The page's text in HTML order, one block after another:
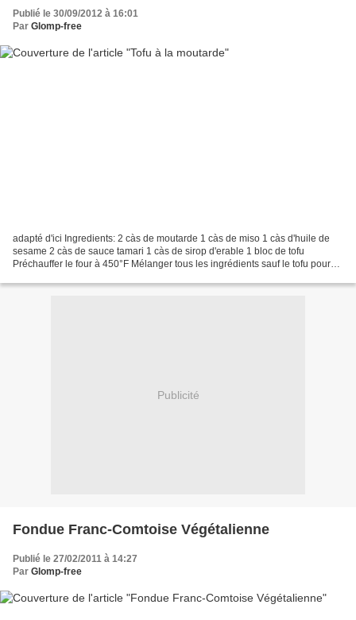
Publié le 30/09/2012 à 16:01
Par Glomp-free
adapté d'ici Ingredients: 2 càs de moutarde 1 càs de miso 1 càs d'huile de
sesame 2 càs de sauce tamari 1 càs de sirop d'erable 1 bloc de tofu
Préchauffer le four à 450°F Mélanger tous les ingrédients sauf le tofu pour
Publicité
Fondue Franc-Comtoise Végétalienne
Publié le 27/02/2011 à 14:27
Par Glomp-free